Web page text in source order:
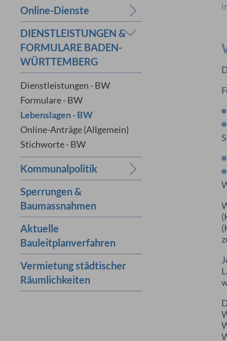
Online-Dienste
DIENSTLEISTUNGEN &
FORMULARE BADEN-
WÜRTTEMBERG
Dienstleistungen - BW
Formulare - BW
Lebenslagen - BW
Online-Anträge (Allgemein)
Stichworte - BW
Kommunalpolitik
Sperrungen &
Baumassnahmen
Aktuelle
Bauleitplanverfahren
Vermietung städtischer
Räumlichkeiten